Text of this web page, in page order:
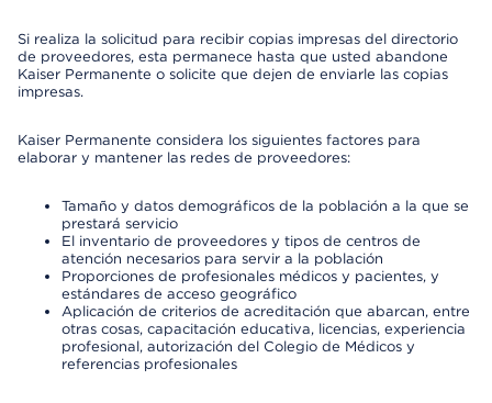
Si realiza la solicitud para recibir copias impresas del directorio
de proveedores, esta permanece hasta que usted abandone
Kaiser Permanente o solicite que dejen de enviarle las copias
impresas.
Kaiser Permanente considera los siguientes factores para
elaborar y mantener las redes de proveedores:
Tamaño y datos demográficos de la población a la que se
prestará servicio
El inventario de proveedores y tipos de centros de
atención necesarios para servir a la población
Proporciones de profesionales médicos y pacientes, y
estándares de acceso geográfico
Aplicación de criterios de acreditación que abarcan, entre
otras cosas, capacitación educativa, licencias, experiencia
profesional, autorización del Colegio de Médicos y
referencias profesionales